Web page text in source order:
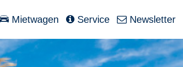
Mietwagen Service Newsletter